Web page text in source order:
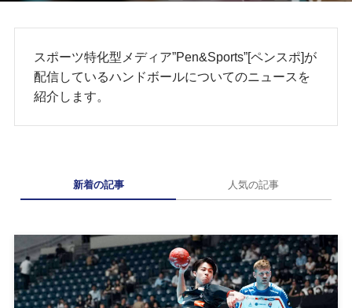
スポーツ特化型メディア”Pen&Sports”[ペンスポ]が
配信しているハンドボールについてのニュースを
紹介します。
新着の記事 人気の記事